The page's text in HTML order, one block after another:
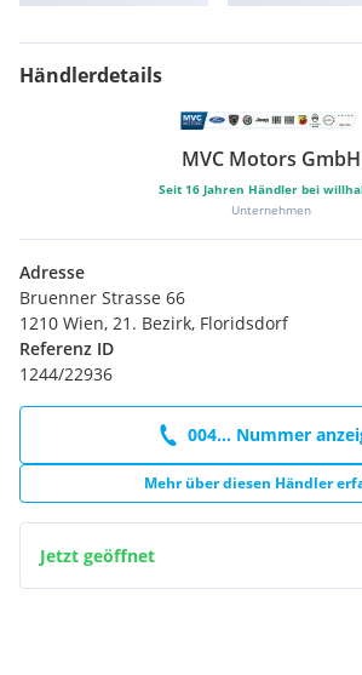
Händlerdetails
MVC Motors GmbH
Seit 16 Jahren Händler bei
Unternehmen
Adresse
Bruenner Strasse 66
1210 Wien, 21. Bezirk, Floridsdorf
Referenz ID
1244/22936
004... Nummer
Mehr über diesen Händler
Jetzt geöffnet